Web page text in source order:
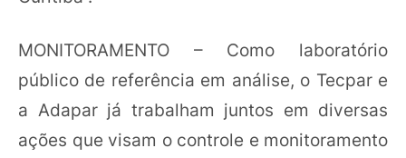
MONITORAMENTO – Como laboratório
público de referência em análise, o Tecpar e
a Adapar já trabalham juntos em diversas
ações que visam o controle e monitoramento